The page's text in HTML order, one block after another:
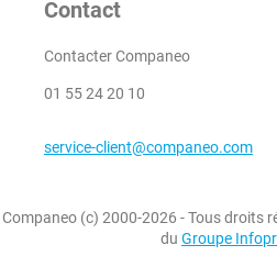
Contact
Contacter Companeo
01 55 24 20 10
service-client@companeo.com
Companeo (c) 2000-2026 - Tous droits
du Groupe